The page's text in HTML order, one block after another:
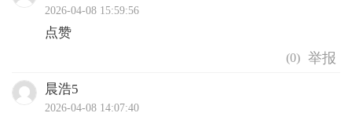
2026-04-08 15:59:56
点赞
(0)
晨浩5
2026-04-08 14:07:40